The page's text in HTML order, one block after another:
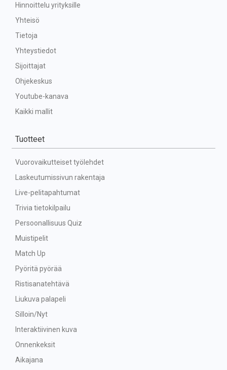
Hinnoittelu yrityksille
Yhteisö
Tietoja
Yhteystiedot
Sijoittajat
Ohjekeskus
Youtube-kanava
Kaikki mallit
Tuotteet
Vuorovaikutteiset työlehdet
Laskeutumissivun rakentaja
Live-pelitapahtumat
Trivia tietokilpailu
Persoonallisuus Quiz
Muistipelit
Match Up
Pyöritä pyörää
Ristisanatehtävä
Liukuva palapeli
Silloin/Nyt
Interaktiivinen kuva
Onnenkeksit
Aikajana